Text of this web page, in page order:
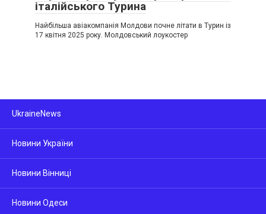
італійського Турина
Найбільша авіакомпанія Молдови почне літати в Турин із
17 квітня 2025 року. Молдовський лоукостер
UkraineNews
Новини України
Новини Вінниці
Новини Одеси